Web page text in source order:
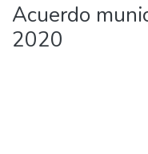
Acuerdo
2020